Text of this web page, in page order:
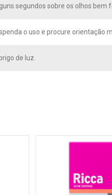
segundos sobre os olhos bem
o uso e procure orientação
de luz.